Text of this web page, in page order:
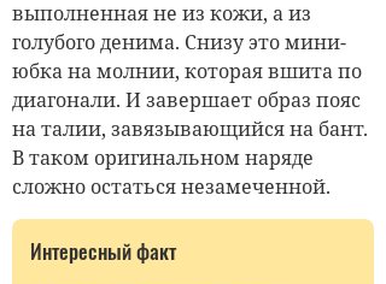
выполненная не из кожи, а из
голубого денима. Снизу это мини-
юбка на молнии, которая вшита по
диагонали. И завершает образ пояс
на талии, завязывающийся на бант.
В таком оригинальном наряде
сложно остаться незамеченной.
Интересный факт